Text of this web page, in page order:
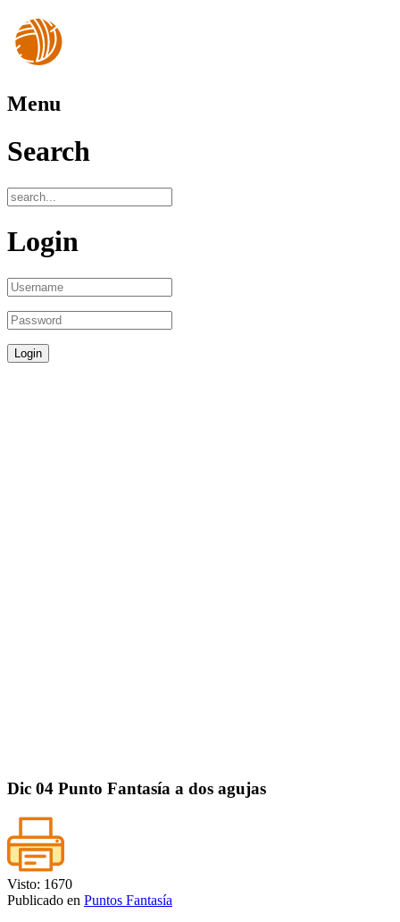
Menu
Search
Login
Dic 04 Punto Fantasía a dos agujas
Visto: 1670
Publicado en Puntos Fantasía